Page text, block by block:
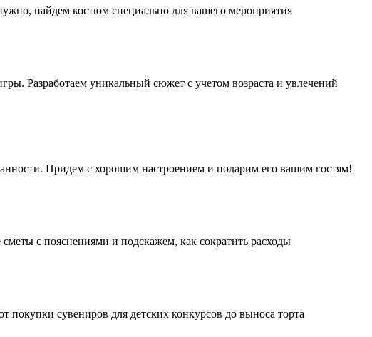
найдем костюм специально для вашего мероприятия
Разработаем уникальный сюжет с учетом возраста и увлечений
Придем с хорошим настроением и подарим его вашим гостям!
с пояснениями и подскажем, как сократить расходы
покупки сувениров для детских конкурсов до выноса торта